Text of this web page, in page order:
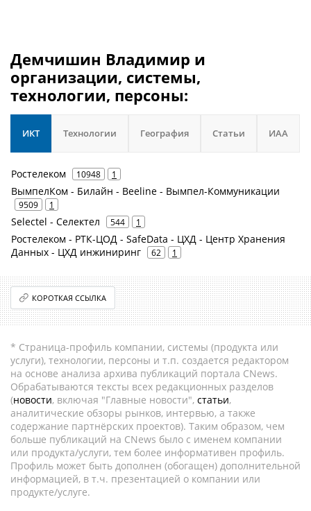
Демчишин Владимир и
организации, системы,
технологии, персоны:
ИКТ Технологии География Статьи ИАА
Ростелеком 10948 1
ВымпелКом - Билайн - Beeline - Вымпел-Коммуникации
9509 1
Selectel - Селектел 544 1
Ростелеком - РТК-ЦОД - SafeData - ЦХД - Центр Хранения
Данных - ЦХД инжиниринг
62 1
КОРОТКАЯ ССЫЛКА
* Страница-профиль компании, системы (продукта или
услуги), технологии, персоны и т.п. создается редактором
на основе анализа архива публикаций портала CNews.
Обрабатываются тексты всех редакционных разделов
(новости, включая "Главные новости", статьи,
аналитические обзоры рынков, интервью, а также
содержание партнёрских проектов). Таким образом, чем
больше публикаций на CNews было с именем компании
или продукта/услуги, тем более информативен профиль.
Профиль может быть дополнен (обогащен) дополнительной
информацией, в т.ч. презентацией о компании или
продукте/услуге.